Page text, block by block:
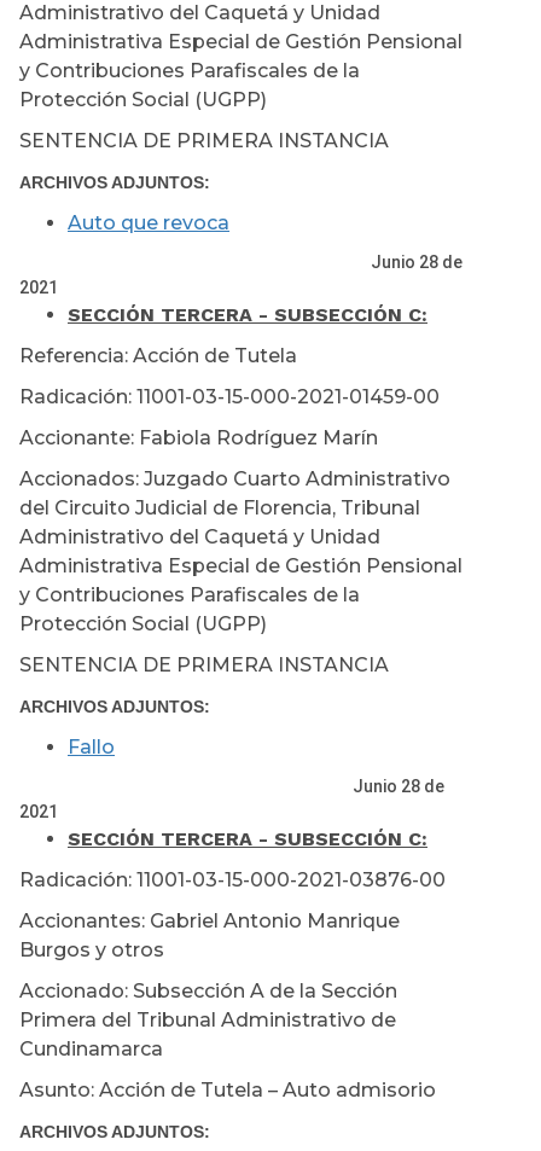
Administrativo del Caquetá y Unidad
Administrativa Especial de Gestión Pensional
y Contribuciones Parafiscales de la
Protección Social (UGPP)
SENTENCIA DE PRIMERA INSTANCIA
ARCHIVOS ADJUNTOS:
Auto que revoca
Junio 28 de
2021
SECCIÓN TERCERA - SUBSECCIÓN C:
Referencia: Acción de Tutela
Radicación: 11001-03-15-000-2021-01459-00
Accionante: Fabiola Rodríguez Marín
Accionados: Juzgado Cuarto Administrativo
del Circuito Judicial de Florencia, Tribunal
Administrativo del Caquetá y Unidad
Administrativa Especial de Gestión Pensional
y Contribuciones Parafiscales de la
Protección Social (UGPP)
SENTENCIA DE PRIMERA INSTANCIA
ARCHIVOS ADJUNTOS:
Fallo
Junio 28 de
2021
SECCIÓN TERCERA - SUBSECCIÓN C:
Radicación: 11001-03-15-000-2021-03876-00
Accionantes: Gabriel Antonio Manrique
Burgos y otros
Accionado: Subsección A de la Sección
Primera del Tribunal Administrativo de
Cundinamarca
Asunto: Acción de Tutela – Auto admisorio
ARCHIVOS ADJUNTOS: